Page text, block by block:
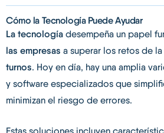
Cómo la Tecnología Puede Ayudar
La tecnología desempeña un papel
las empresas a superar los retos de la
turnos. Hoy en día, hay una amplia
y software especializados que
minimizan el riesgo de errores.